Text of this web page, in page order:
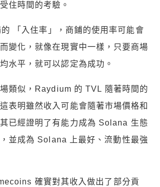
住時間的考驗。
「入住率」，商鋪的使用率可能會
變化，就像在現實中一樣，只要商場
水平，就可以認定為成功。
類似，Raydium 的 TVL 隨著時間的
表明雖然收入可能會隨著市場價格和
已經證明了有能力成為 Solana 生態
並成為 Solana 上最好、流動性最強
確實對其收入做出了部分貢